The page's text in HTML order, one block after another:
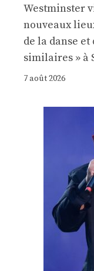
Westminster
nouveaux
de la danse
similaires » à
7 août 2026